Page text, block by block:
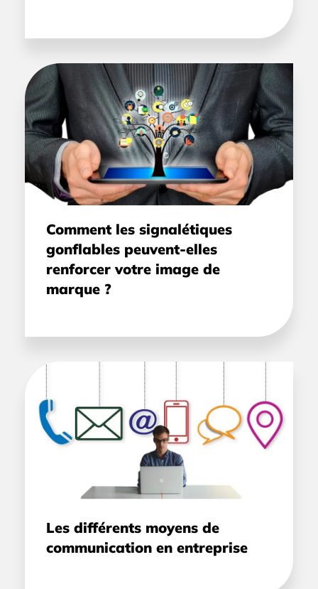
Comment les signalétiques
gonflables peuvent-elles
renforcer votre image de
marque ?
Les différents moyens de
communication en entreprise